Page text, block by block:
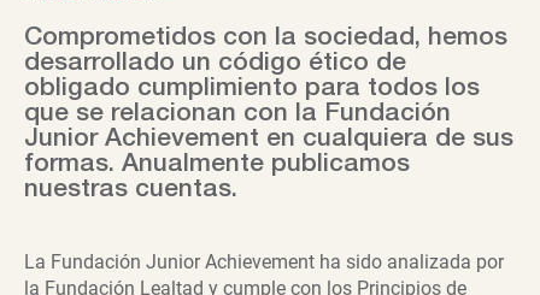
Comprometidos con la sociedad, hemos
desarrollado un código ético de
obligado cumplimiento para todos los
que se relacionan con la Fundación
Junior Achievement en cualquiera de sus
formas. Anualmente publicamos
nuestras cuentas.
La Fundación Junior Achievement ha sido analizada por
la Fundación Lealtad y cumple con los Principios de